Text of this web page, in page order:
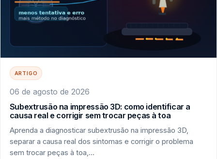
ARTIGO
06 de agosto de 2026
Subextrusão na impressão 3D: como identificar a
causa real e corrigir sem trocar peças à toa
Aprenda a diagnosticar subextrusão na impressão 3D,
separar a causa real dos sintomas e corrigir o problema
sem trocar peças à toa,…